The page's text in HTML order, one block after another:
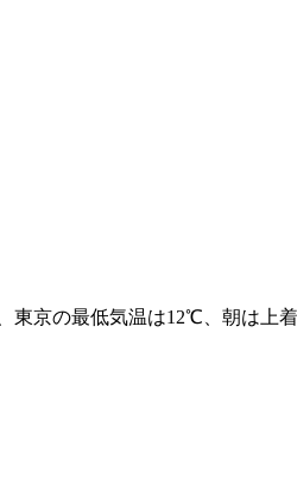
東京の最低気温は12℃、朝は上